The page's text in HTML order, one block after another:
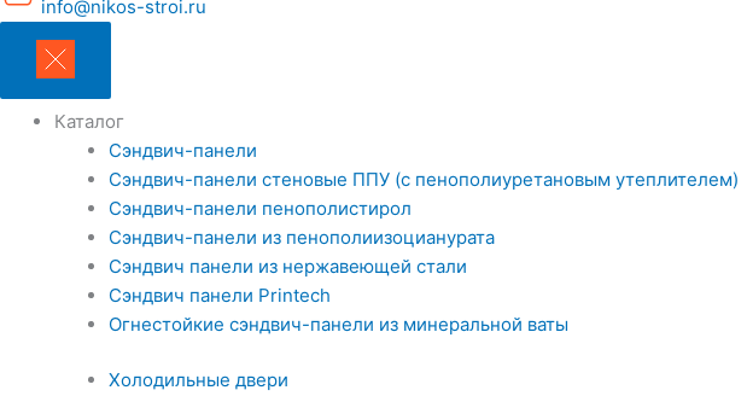
info@nikos-stroi.ru
Каталог
Сэндвич-панели
Сэндвич-панели стеновые ППУ (с пенополиуретановым утеплителем)
Сэндвич-панели пенополистирол
Сэндвич-панели из пенополиизоцианурата
Сэндвич панели из нержавеющей стали
Сэндвич панели Printech
Огнестойкие сэндвич-панели из минеральной ваты
Холодильные двери